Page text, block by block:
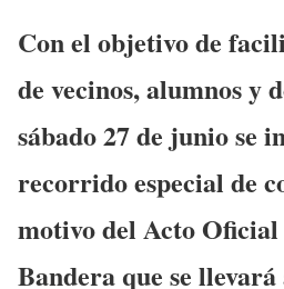
Con el objetivo de
de vecinos, alumnos y
sábado 27 de juniose
recorrido especial de
motivo del Acto
Bandera que se llevará